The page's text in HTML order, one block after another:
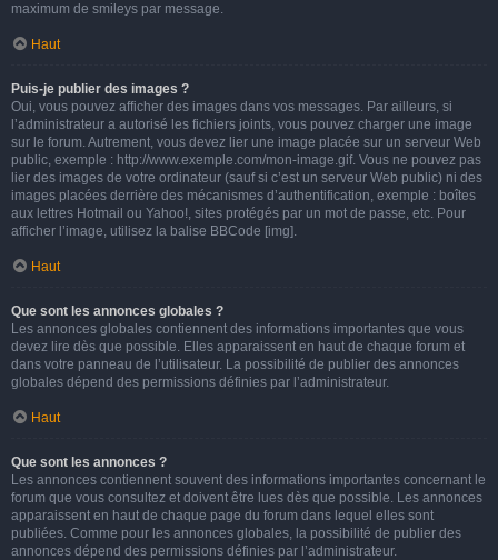
maximum de smileys par message.
Haut
Puis-je publier des images ?
Oui, vous pouvez afficher des images dans vos messages. Par ailleurs, si
l’administrateur a autorisé les fichiers joints, vous pouvez charger une image
sur le forum. Autrement, vous devez lier une image placée sur un serveur Web
public, exemple : http://www.exemple.com/mon-image.gif. Vous ne pouvez pas
lier des images de votre ordinateur (sauf si c’est un serveur Web public) ni des
images placées derrière des mécanismes d’authentification, exemple : boîtes
aux lettres Hotmail ou Yahoo!, sites protégés par un mot de passe, etc. Pour
afficher l’image, utilisez la balise BBCode [img].
Haut
Que sont les annonces globales ?
Les annonces globales contiennent des informations importantes que vous
devez lire dès que possible. Elles apparaissent en haut de chaque forum et
dans votre panneau de l’utilisateur. La possibilité de publier des annonces
globales dépend des permissions définies par l’administrateur.
Haut
Que sont les annonces ?
Les annonces contiennent souvent des informations importantes concernant le
forum que vous consultez et doivent être lues dès que possible. Les annonces
apparaissent en haut de chaque page du forum dans lequel elles sont
publiées. Comme pour les annonces globales, la possibilité de publier des
annonces dépend des permissions définies par l’administrateur.